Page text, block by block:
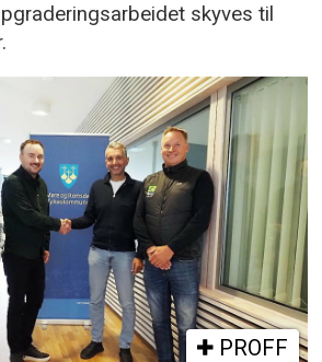
skyves til
PROFF